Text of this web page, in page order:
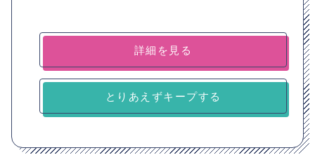
詳細を見る
とりあえずキープする